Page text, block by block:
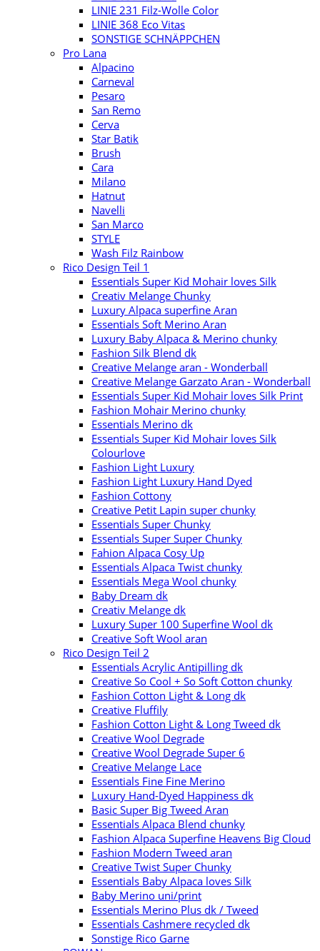
LINIE 231 Filz-Wolle Color
LINIE 368 Eco Vitas
SONSTIGE SCHNÄPPCHEN
Pro Lana
Alpacino
Carneval
Pesaro
San Remo
Cerva
Star Batik
Brush
Cara
Milano
Hatnut
Navelli
San Marco
STYLE
Wash Filz Rainbow
Rico Design Teil 1
Essentials Super Kid Mohair loves Silk
Creativ Melange Chunky
Luxury Alpaca superfine Aran
Essentials Soft Merino Aran
Luxury Baby Alpaca & Merino chunky
Fashion Silk Blend dk
Creative Melange aran - Wonderball
Creative Melange Garzato Aran - Wonderball
Essentials Super Kid Mohair loves Silk Print
Fashion Mohair Merino chunky
Essentials Merino dk
Essentials Super Kid Mohair loves Silk
Colourlove
Fashion Light Luxury
Fashion Light Luxury Hand Dyed
Fashion Cottony
Creative Petit Lapin super chunky
Essentials Super Chunky
Essentials Super Super Chunky
Fahion Alpaca Cosy Up
Essentials Alpaca Twist chunky
Essentials Mega Wool chunky
Baby Dream dk
Creativ Melange dk
Luxury Super 100 Superfine Wool dk
Creative Soft Wool aran
Rico Design Teil 2
Essentials Acrylic Antipilling dk
Creative So Cool + So Soft Cotton chunky
Fashion Cotton Light & Long dk
Creative Fluffily
Fashion Cotton Light & Long Tweed dk
Creative Wool Degrade
Creative Wool Degrade Super 6
Creative Melange Lace
Essentials Fine Fine Merino
Luxury Hand-Dyed Happiness dk
Basic Super Big Tweed Aran
Essentials Alpaca Blend chunky
Fashion Alpaca Superfine Heavens Big Cloud
Fashion Modern Tweed aran
Creative Twist Super Chunky
Essentials Baby Alpaca loves Silk
Baby Merino uni/print
Essentials Merino Plus dk / Tweed
Essentials Cashmere recycled dk
Sonstige Rico Garne